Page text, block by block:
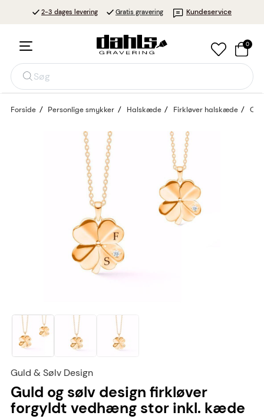
2-3 dages levering Gratis gravering Kundeservice
Søg
0
Forside Personlige smykker Halskæde Firkløver halskæde
Guld & Sølv Design
Guld og sølv design firkløver
forgyldt vedhæng stor inkl. kæde